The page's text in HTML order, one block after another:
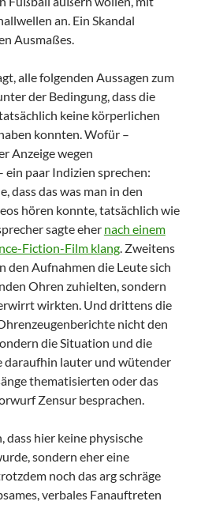
an. Ein Skandal
Ausmaßes.
alle folgenden Aussagen zum
der Bedingung, dass die
keine körperlichen
konnten. Wofür –
Anzeige wegen
paar Indizien sprechen:
dass das was man in den
hören konnte, tatsächlich wie
sagte eher nach einem
Fiction-Film klang. Zweitens
den Aufnahmen die Leute sich
Ohren zuhielten, sondern
wirkten. Und drittens die
nicht den
die Situation und die
daraufhin lauter und wütender
thematisierten oder das
Zensur besprachen.
dass hier keine physische
sondern eher eine
noch das arg schräge
verbales Fanauftreten